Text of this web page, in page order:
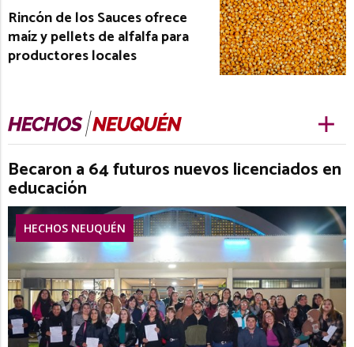
Rincón de los Sauces ofrece
maíz y pellets de alfalfa para
productores locales
Becaron a 64 futuros nuevos licenciados en
educación
HECHOS NEUQUÉN